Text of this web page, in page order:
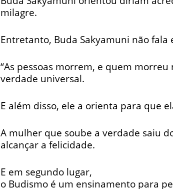
milagre.
Entretanto, Buda Sakyamuni não fala
“As pessoas morrem, e quem
verdade universal.
E além disso, ele a orienta para que
A mulher que soube a verdade saiu
alcançar a felicidade.
E em segundo lugar,
o Budismo é um ensinamento para